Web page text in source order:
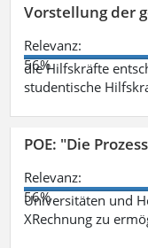
Vorstellung der
Relevanz:
56%
die Hilfskräfte
studentische
POE: "Die
Relevanz:
56%
Universitäten und
XRechnung zu